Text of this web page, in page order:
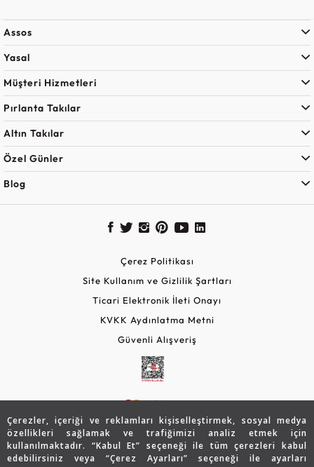
Çerezler, içeriği ve reklamları kişiselleştirmek, sosyal medya
özellikleri sağlamak ve trafiğimizi analiz etmek için
kullanılmaktadır. “Kabul Et” seçeneği ile tüm çerezleri kabul
edebilirsiniz veya “Çerez Ayarları” seçeneği ile ayarları
Assos
Yasal
Müşteri Hizmetleri
Pırlanta Takılar
Altın Takılar
Özel Günler
Blog
© 2026 Assos Diamond
Çerez Politikası
Site Kullanım ve Gizlilik Şartları
Ticari Elektronik İleti Onayı
KVKK Aydınlatma Metni
Güvenli Alışveriş